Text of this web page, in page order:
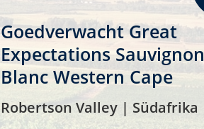
Goedverwacht Great
Expectations Sauvignon
Blanc Western Cape
Robertson Valley | Südafrika